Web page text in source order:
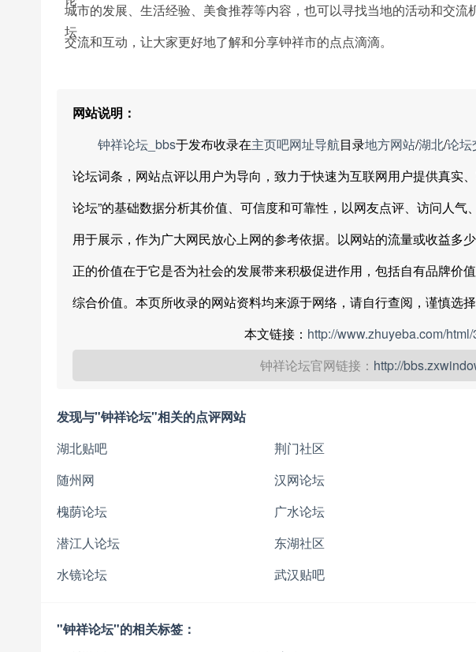
城市的发展、生活经验、美食推荐等内容，也可以寻找当地的活动和交
交流和互动，让大家更好地了解和分享钟祥市的点点滴滴。
网站说明：
钟祥论坛_bbs于发布收录在主页吧网址导航目录地方网站/湖北/论坛
论坛词条，网站点评以用户为导向，致力于快速为互联网用户提供真实
论坛”的基础数据分析其价值、可信度和可靠性，以网友点评、访问人
用于展示，作为广大网民放心上网的参考依据。以网站的流量或收益多
正的价值在于它是否为社会的发展带来积极促进作用，包括自有品牌价
综合价值。本页所收录的网站资料均来源于网络，请自行查阅，谨慎选
本文链接： http://www.zhuyeba.com/
钟祥论坛官网链接： http://
发现与"钟祥论坛"相关的点评网站
湖北贴吧
荆门社区
随州网
汉网论坛
槐荫论坛
广水论坛
潜江人论坛
东湖社区
水镜论坛
武汉贴吧
"钟祥论坛"的相关标签：